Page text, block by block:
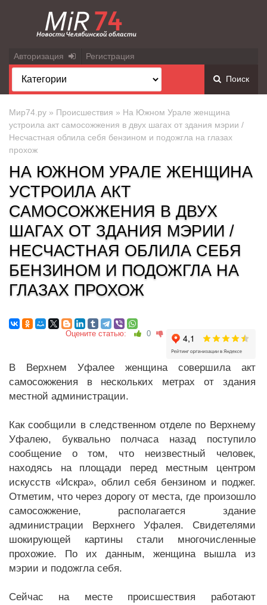
Авторизация Регистрация
Поиск
Мир74.ру » Происшествия » На Южном Урале женщина
устроила акт самосожжения в двух шагах от здания мэрии /
Несчастная облила себя бензином и подожгла на глазах
прохож
НА ЮЖНОМ УРАЛЕ ЖЕНЩИНА
УСТРОИЛА АКТ
САМОСОЖЖЕНИЯ В ДВУХ
ШАГАХ ОТ ЗДАНИЯ МЭРИИ /
НЕСЧАСТНАЯ ОБЛИЛА СЕБЯ
БЕНЗИНОМ И ПОДОЖГЛА НА
ГЛАЗАХ ПРОХОЖ
Оцените статью: 0
В Верхнем Уфалее женщина совершила акт
самосожжения в нескольких метрах от здания
местной администрации.
Как сообщили в следственном отделе по Верхнему
Уфалею, буквально полчаса назад поступило
сообщение о том, что неизвестный человек,
находясь на площади перед местным центром
искусств «Искра», облил себя бензином и поджег.
Отметим, что через дорогу от места, где произошло
самосожжение, располагается здание
администрации Верхнего Уфалея. Свидетелями
шокирующей картины стали многочисленные
прохожие. По их данным, женщина вышла из
мэрии и подожгла себя.
Сейчас на месте происшествия работают